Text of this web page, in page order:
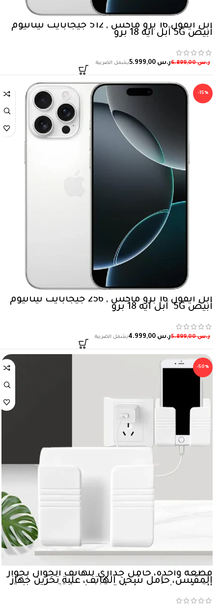
ابل آيفون 16 برو ماكس , 512 جيجابايت تيتانيوم
أبيض 5‎G آبل آيه 18 برو
ر.س6.899,00 ر.س
-15%
ابل آيفون 16 برو ماكس , 256 جيجابايت تيتانيوم
أبيض 5‎G آبل آيه 18 برو
ر.س5.899,00 ر.س
-50%
قطعة واحدة، حامل جداري للهاتف الجوال بجوار
المقبس، حامل شحن الهاتف، علبة تخزين جهاز
التحكم عن بُعد، حاملات تخزين مثبتة من دون
في الحائط